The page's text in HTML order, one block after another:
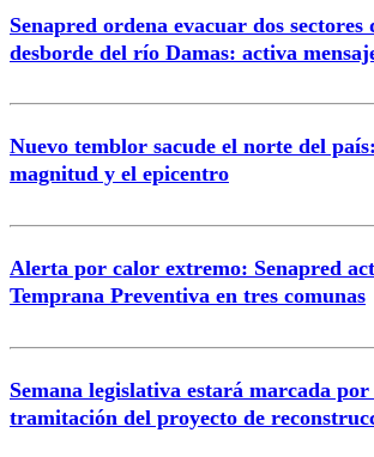
Correo
Senapred ordena evacuar dos
desborde del río Damas: activa
Nuevo temblor sacude el norte del
magnitud y el epicentro
Alerta por calor extremo: Senapred
Temprana Preventiva en tres comunas
Semana legislativa estará marcada
tramitación del proyecto de